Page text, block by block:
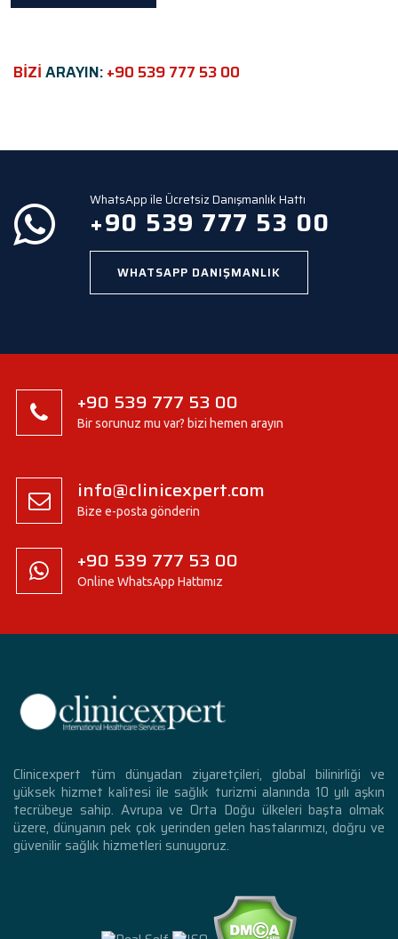
s
e
l
p
BİZİARAYIN:+90 539 777 53 00
WhatsApp ile Ücretsiz Danışmanlık Hattı
+90 539 777 53 00
WHATSAPP DANIŞMANLIK
+90 539 777 53 00
Bir sorunuz mu var? bizi hemen arayın
info@clinicexpert.com
Bize e-posta gönderin
+90 539 777 53 00
Online WhatsApp Hattımız
Clinicexpert tüm dünyadan ziyaretçileri, global bilinirliği ve
yüksek hizmet kalitesi ile sağlık turizmi alanında 10 yılı aşkın
tecrübeye sahip. Avrupa ve Orta Doğu ülkeleri başta olmak
üzere, dünyanın pek çok yerinden gelen hastalarımızı, doğru ve
güvenilir sağlık hizmetleri sunuyoruz.